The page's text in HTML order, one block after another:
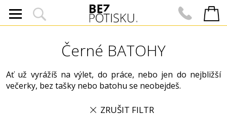
Černé BATOHY
Ať už vyrážíš na výlet, do práce, nebo jen do nejbližší
večerky, bez tašky nebo batohu se neobejdeš.
ZRUŠIT FILTR